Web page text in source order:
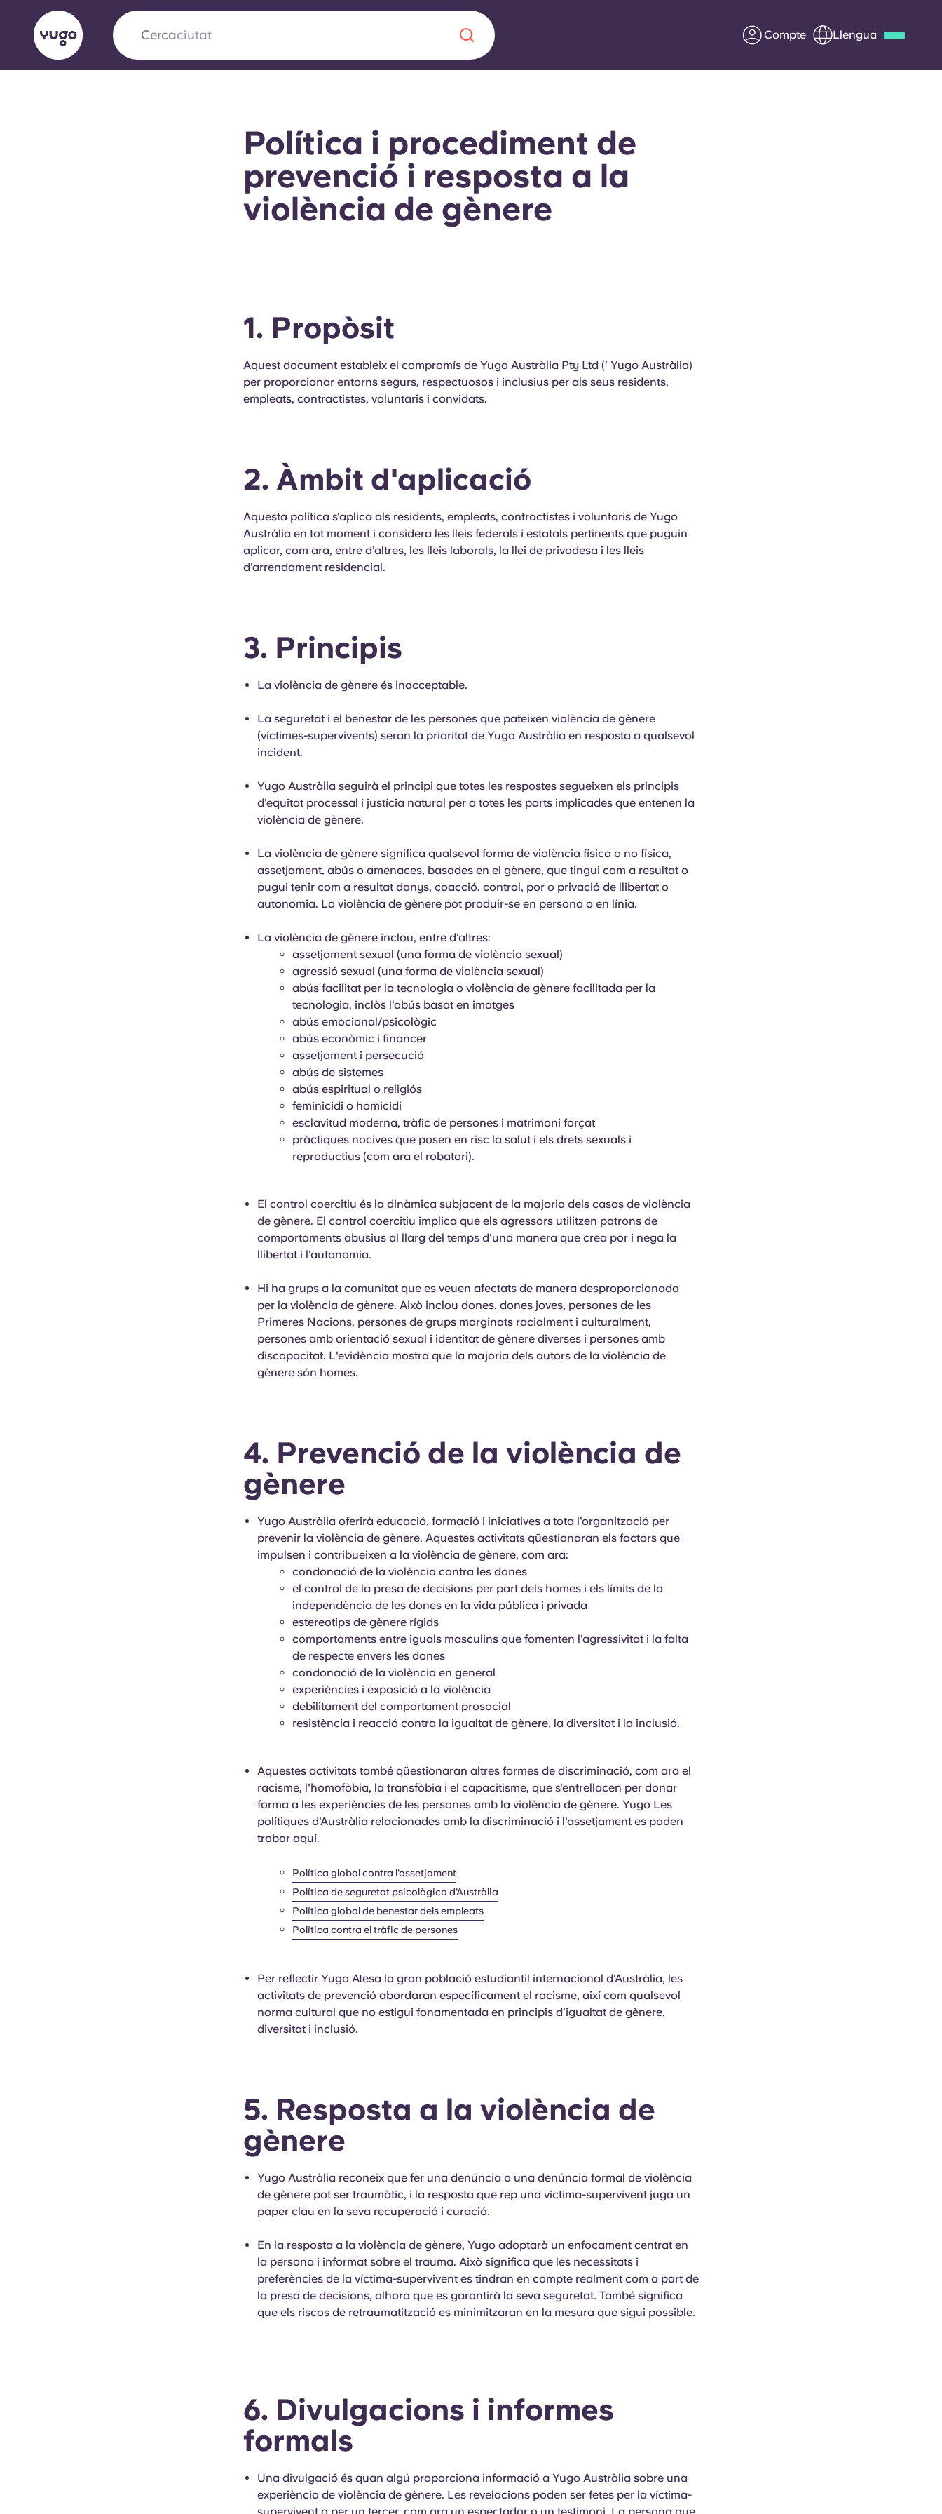
Cercaciutat Compte Llengua
Yugo x VCARB: Impulsant una nova era
Sobre nosaltres
Política i procediment de
prevenció i resposta a la
violència de gènere
1. Propòsit
Aquest document estableix el compromís de Yugo Austràlia Pty Ltd (' Yugo Austràlia)
per proporcionar entorns segurs, respectuosos i inclusius per als seus residents,
empleats, contractistes, voluntaris i convidats.
2. Àmbit d'aplicació
Aquesta política s'aplica als residents, empleats, contractistes i voluntaris de Yugo
Austràlia en tot moment i considera les lleis federals i estatals pertinents que puguin
aplicar, com ara, entre d'altres, les lleis laborals, la llei de privadesa i les lleis
d'arrendament residencial.
3. Principis
La violència de gènere és inacceptable.
La seguretat i el benestar de les persones que pateixen violència de gènere
(víctimes-supervivents) seran la prioritat de Yugo Austràlia en resposta a qualsevol
incident.
Yugo Austràlia seguirà el principi que totes les respostes segueixen els principis
d'equitat processal i justícia natural per a totes les parts implicades que entenen la
violència de gènere.
La violència de gènere significa qualsevol forma de violència física o no física,
assetjament, abús o amenaces, basades en el gènere, que tingui com a resultat o
pugui tenir com a resultat danys, coacció, control, por o privació de llibertat o
autonomia. La violència de gènere pot produir-se en persona o en línia.
La violència de gènere inclou, entre d'altres:
assetjament sexual (una forma de violència sexual)
agressió sexual (una forma de violència sexual)
abús facilitat per la tecnologia o violència de gènere facilitada per la
tecnologia, inclòs l'abús basat en imatges
abús emocional/psicològic
abús econòmic i financer
assetjament i persecució
abús de sistemes
abús espiritual o religiós
feminicidi o homicidi
esclavitud moderna, tràfic de persones i matrimoni forçat
pràctiques nocives que posen en risc la salut i els drets sexuals i
reproductius (com ara el robatori).
El control coercitiu és la dinàmica subjacent de la majoria dels casos de violència
de gènere. El control coercitiu implica que els agressors utilitzen patrons de
comportaments abusius al llarg del temps d'una manera que crea por i nega la
llibertat i l'autonomia.
Hi ha grups a la comunitat que es veuen afectats de manera desproporcionada
per la violència de gènere. Això inclou dones, dones joves, persones de les
Primeres Nacions, persones de grups marginats racialment i culturalment,
persones amb orientació sexual i identitat de gènere diverses i persones amb
discapacitat. L'evidència mostra que la majoria dels autors de la violència de
gènere són homes.
4. Prevenció de la violència de
gènere
Yugo Austràlia oferirà educació, formació i iniciatives a tota l'organització per
prevenir la violència de gènere. Aquestes activitats qüestionaran els factors que
impulsen i contribueixen a la violència de gènere, com ara:
condonació de la violència contra les dones
el control de la presa de decisions per part dels homes i els límits de la
independència de les dones en la vida pública i privada
estereotips de gènere rígids
comportaments entre iguals masculins que fomenten l'agressivitat i la falta
de respecte envers les dones
condonació de la violència en general
experiències i exposició a la violència
debilitament del comportament prosocial
resistència i reacció contra la igualtat de gènere, la diversitat i la inclusió.
Aquestes activitats també qüestionaran altres formes de discriminació, com ara el
racisme, l'homofòbia, la transfòbia i el capacitisme, que s'entrellacen per donar
forma a les experiències de les persones amb la violència de gènere. Yugo Les
polítiques d'Austràlia relacionades amb la discriminació i l'assetjament es poden
trobar aquí.
Política global contra l'assetjament
Política de seguretat psicològica d'Austràlia
Política global de benestar dels empleats
Política contra el tràfic de persones
Per reflectir Yugo Atesa la gran població estudiantil internacional d'Austràlia, les
activitats de prevenció abordaran específicament el racisme, així com qualsevol
norma cultural que no estigui fonamentada en principis d'igualtat de gènere,
diversitat i inclusió.
5. Resposta a la violència de
gènere
Yugo Austràlia reconeix que fer una denúncia o una denúncia formal de violència
de gènere pot ser traumàtic, i la resposta que rep una víctima-supervivent juga un
paper clau en la seva recuperació i curació.
En la resposta a la violència de gènere, Yugo adoptarà un enfocament centrat en
la persona i informat sobre el trauma. Això significa que les necessitats i
preferències de la víctima-supervivent es tindran en compte realment com a part de
la presa de decisions, alhora que es garantirà la seva seguretat. També significa
que els riscos de retraumatització es minimitzaran en la mesura que sigui possible.
6. Divulgacions i informes
formals
Una divulgació és quan algú proporciona informació a Yugo Austràlia sobre una
experiència de violència de gènere. Les revelacions poden ser fetes per la víctima-